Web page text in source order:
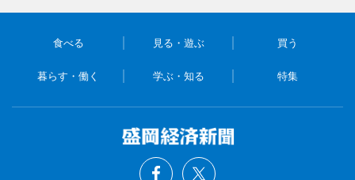
食べる 見る・遊ぶ 買う
暮らす・働く 学ぶ・知る 特集